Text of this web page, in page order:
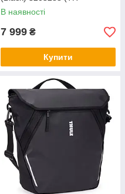
3205288)
В наявності
7 999 ₴
Купити